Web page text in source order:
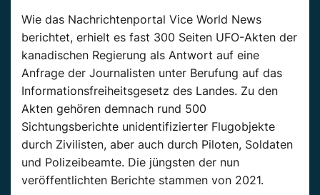
Wie das Nachrichtenportal Vice World News
berichtet, erhielt es fast 300 Seiten UFO-Akten der
kanadischen Regierung als Antwort auf eine
Anfrage der Journalisten unter Berufung auf das
Informationsfreiheitsgesetz des Landes. Zu den
Akten gehören demnach rund 500
Sichtungsberichte unidentifizierter Flugobjekte
durch Zivilisten, aber auch durch Piloten, Soldaten
und Polizeibeamte. Die jüngsten der nun
veröffentlichten Berichte stammen von 2021.